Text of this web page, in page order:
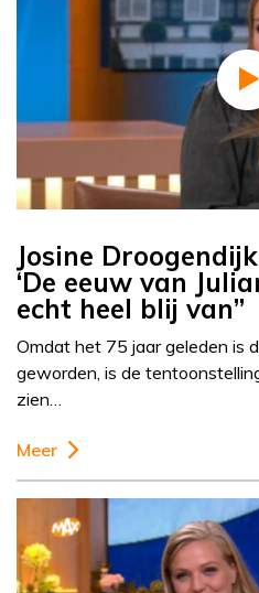
Josine
‘De eeuw van
echt heel blij van”
Omdat het 75 jaar geleden is
geworden, is de
zien…
Meer